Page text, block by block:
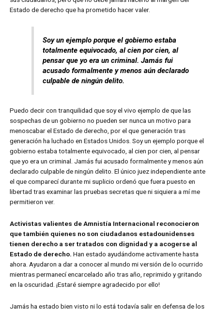
Estado de derecho que ha prometido hacer valer.
Soy un ejemplo porque el gobierno estaba
totalmente equivocado, al cien por cien, al
pensar que yo era un criminal. Jamás fui
acusado formalmente y menos aún declarado
culpable de ningún delito.
Puedo decir con tranquilidad que soy el vivo ejemplo de que las
sospechas de un gobierno no pueden ser nunca un motivo para
menoscabar el Estado de derecho, por el que generación tras
generación ha luchado en Estados Unidos. Soy un ejemplo porque el
gobierno estaba totalmente equivocado, al cien por cien, al pensar
que yo era un criminal. Jamás fui acusado formalmente y menos aún
declarado culpable de ningún delito. El único juez independiente ante
el que comparecí durante mi suplicio ordenó que fuera puesto en
libertad tras examinar las pruebas secretas que ni siquiera a mí me
permitieron ver.
Activistas valientes de Amnistía Internacional reconocieron
que también quienes no son ciudadanos estadounidenses
tienen derecho a ser tratados con dignidad y a acogerse al
Estado de derecho. Han estado ayudándome activamente hasta
ahora. Ayudaron a dar a conocer al mundo mi versión de lo ocurrido
mientras permanecí encarcelado año tras año, reprimido y gritando
en la oscuridad. ¡Estaré siempre agradecido por ello!
Jamás ha estado bien visto ni lo está todavía salir en defensa de los